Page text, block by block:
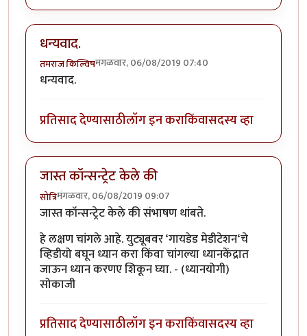
धन्यवाद.
तमराज किल्विषमंगळवार, 06/08/2019 07:40
धन्यवाद.
प्रतिसाद देण्यासाठीलॉग इन कराकिंवासदस्य व्हा
जास्त कॉन्सन्ट्रेट केले की
सोत्रिमंगळवार, 06/08/2019 09:07
जास्त कॉन्सन्ट्रेट केले की संभाषण थांबते.
हे लक्षण चांगले आहे. युट्यूबवर ‘गायडेड मेडीटेशन‘चे
व्हिडीयो बघून ध्यान करा किंवा चांगल्या ध्यानकेंद्रात
जाऊन ध्यान करणए शिकून घ्या. - (ध्यानयोगी)
सोकाजी
प्रतिसाद देण्यासाठीलॉग इन कराकिंवासदस्य व्हा